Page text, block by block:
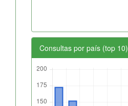
Consultas por país (top 10)